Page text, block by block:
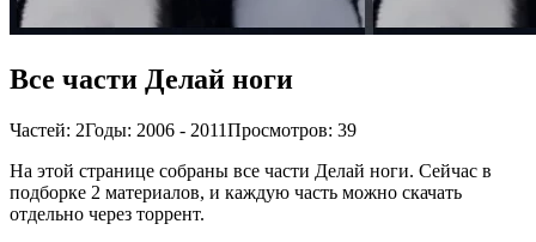
Все части Делай ноги
Частей: 2Годы: 2006 - 2011Просмотров: 39
На этой странице собраны все части Делай ноги. Сейчас в
подборке 2 материалов, и каждую часть можно скачать
отдельно через торрент.